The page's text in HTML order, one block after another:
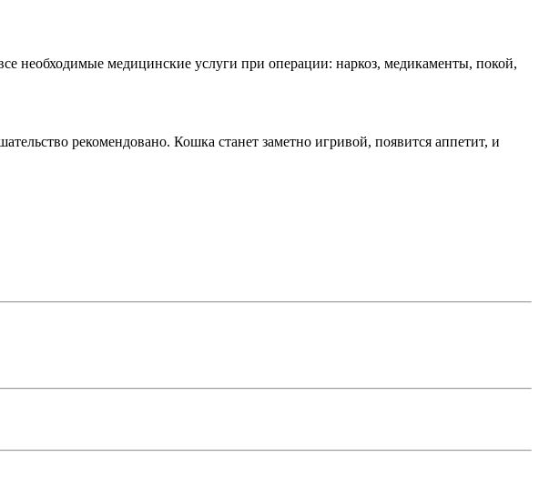
необходимые медицинские услуги при операции: наркоз, медикаменты, покой,
рекомендовано. Кошка станет заметно игривой, появится аппетит, и